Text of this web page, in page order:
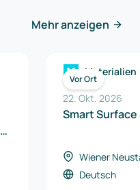
Mehr anzeigen
Vor Ort
Materialien
22. Okt. 2026
Smart
Wiener
Deutsch